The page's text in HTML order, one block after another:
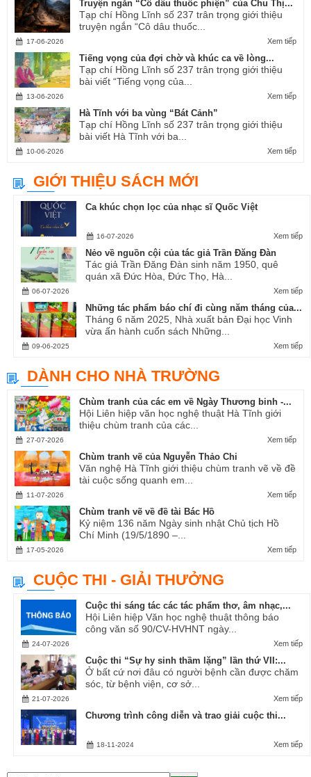
Truyện ngắn “Cô dâu thuốc phiện” của Chu Thị...
Tạp chí Hồng Lĩnh số 237 trân trọng giới thiệu
truyện ngắn “Cô dâu thuốc...
Xem tiếp
17-06-2026
Tiếng vọng của đợi chờ và khúc ca về lòng...
Tạp chí Hồng Lĩnh số 237 trân trọng giới thiệu
bài viết “Tiếng vọng của...
Xem tiếp
13-06-2026
Hà Tĩnh với ba vùng “Bát Cảnh”
Tạp chí Hồng Lĩnh số 237 trân trọng giới thiệu
bài viết Hà Tĩnh với ba...
Xem tiếp
10-06-2026
GIỚI THIỆU SÁCH MỚI
Ca khúc chọn lọc của nhạc sĩ Quốc Việt
Xem tiếp
16-07-2026
Nẻo về nguồn cội của tác giả Trần Đăng Đàn
Tác giả Trần Đăng Đàn sinh năm 1950, quê
quán xã Đức Hòa, Đức Thọ, Hà...
Xem tiếp
06-07-2026
Những tác phẩm báo chí đi cùng năm tháng của...
Tháng 6 năm 2025, Nhà xuất bản Đại học Vinh
vừa ấn hành cuốn sách Những...
Xem tiếp
09-06-2025
DÀNH CHO NHÀ TRƯỜNG
Chùm tranh của các em về Ngày Thương binh -...
Hội Liên hiệp văn học nghệ thuật Hà Tĩnh giới
thiệu chùm tranh của các...
Xem tiếp
27-07-2026
Chùm tranh vẽ của Nguyễn Thảo Chi
Văn nghệ Hà Tĩnh giới thiệu chùm tranh vẽ về đề
tài cuộc sống quanh em...
Xem tiếp
11-07-2026
Chùm tranh vẽ về đề tài Bác Hồ
Kỷ niệm 136 năm Ngày sinh nhật Chủ tịch Hồ
Chí Minh (19/5/1890 –...
Xem tiếp
17-05-2026
CUỘC THI - GIẢI THƯỞNG
Cuộc thi sáng tác các tác phẩm thơ, âm nhạc,...
Hội Liên hiệp Văn học nghệ thuật thông báo
công văn số 90/CV-HVHNT ngày...
Xem tiếp
24-07-2026
Cuộc thi “Sự hy sinh thầm lặng” lần thứ VII:...
Ở bất cứ nơi đâu có người bệnh cần được chăm
sóc, từ bệnh viện, cơ sở...
Xem tiếp
21-07-2026
Chương trình công diễn và trao giải cuộc thi...
Xem tiếp
18-11-2024